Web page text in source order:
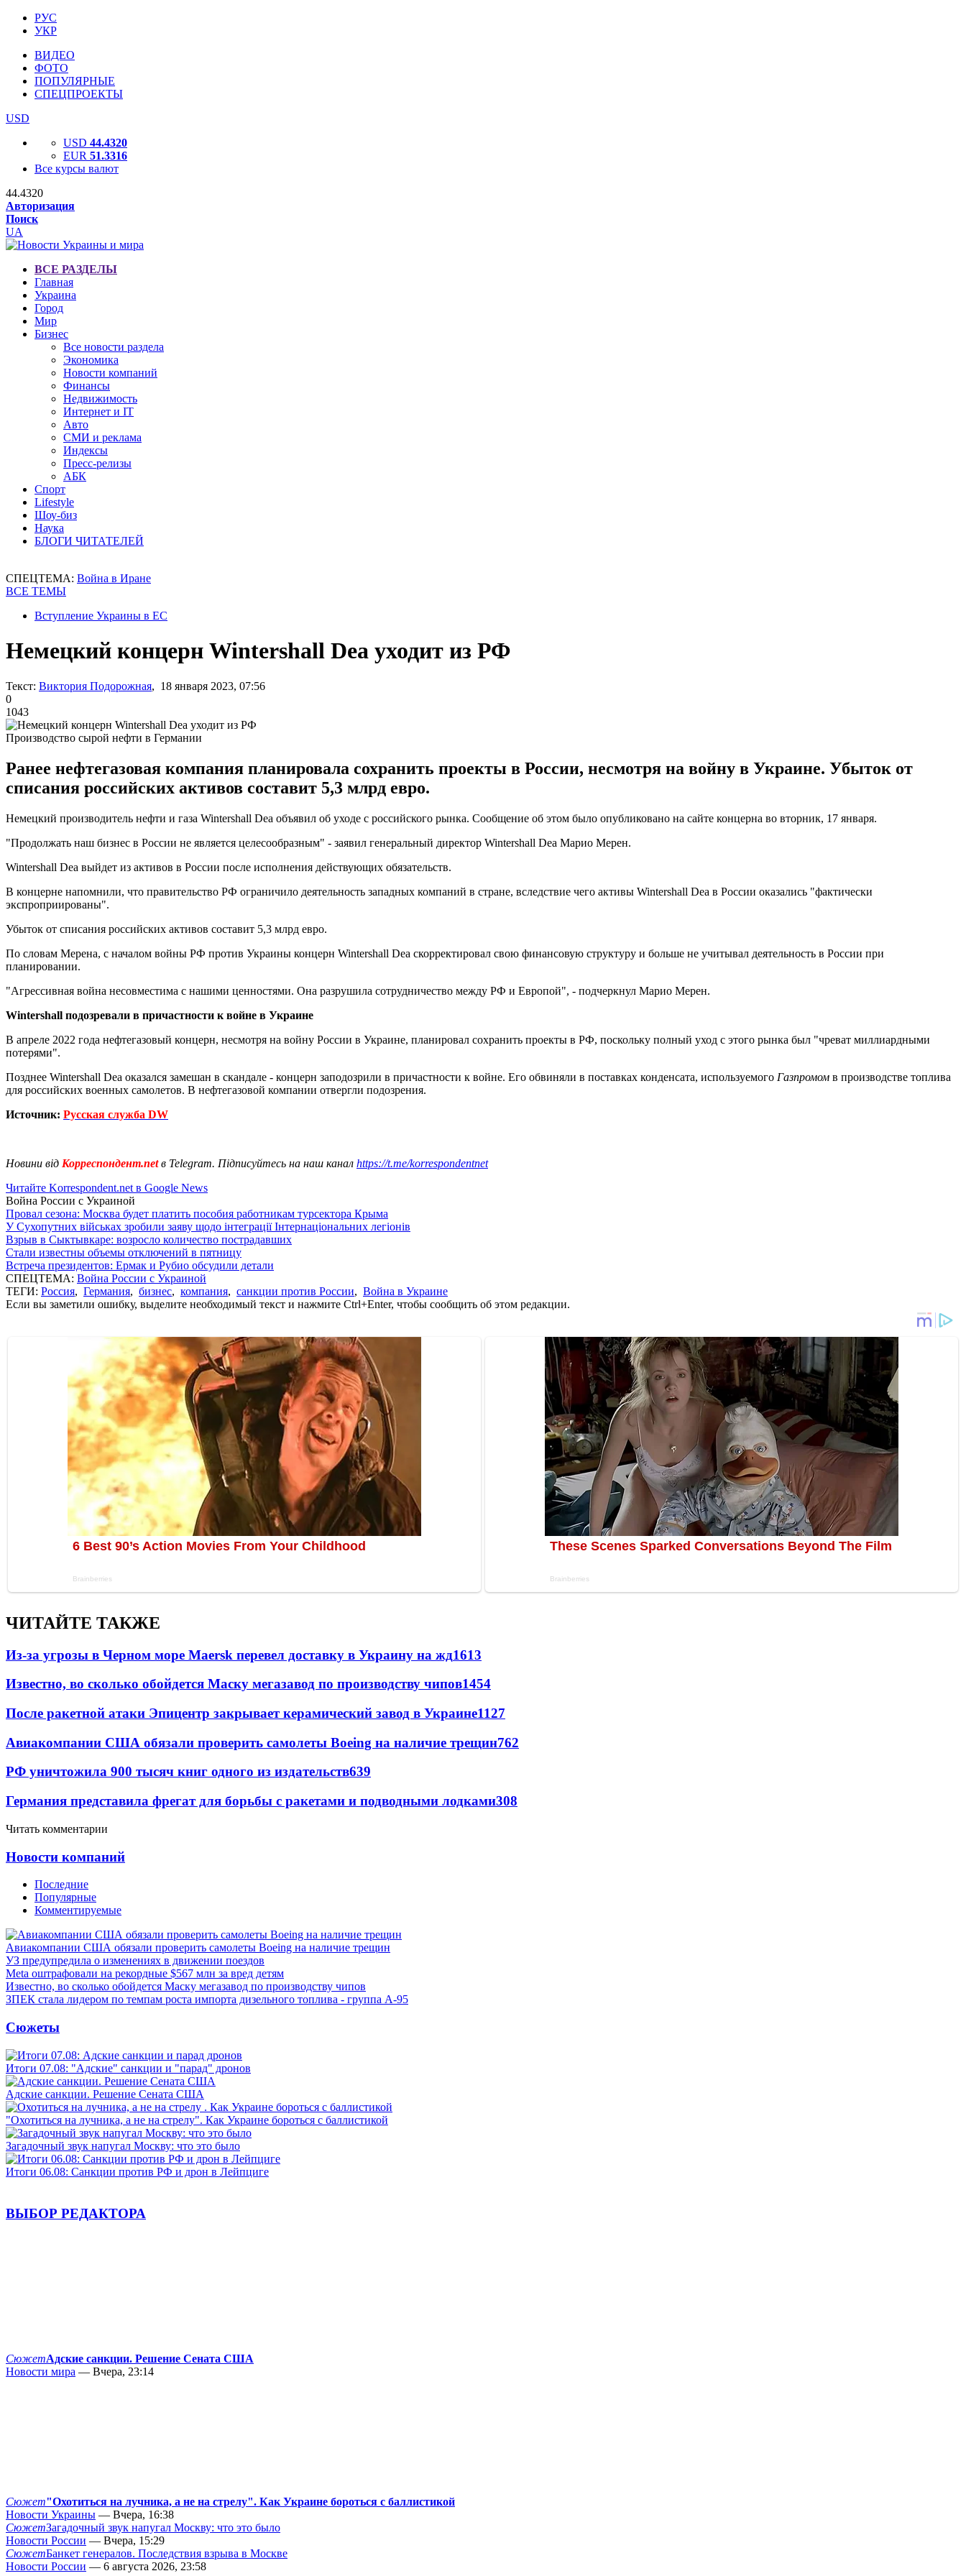
РУС
УКР
ВИДЕО
ФОТО
ПОПУЛЯРНЫЕ
СПЕЦПРОЕКТЫ
USD
USD 44.4320
EUR 51.3316
Все курсы валют
44.4320
Авторизация
Поиск
UA
ВСЕ РАЗДЕЛЫ
Главная
Украина
Город
Мир
Бизнес
Все новости раздела
Экономика
Новости компаний
Финансы
Недвижимость
Интернет и IT
Авто
СМИ и реклама
Индексы
Пресс-релизы
АБК
Спорт
Lifestyle
Шоу-биз
Наука
БЛОГИ ЧИТАТЕЛЕЙ
СПЕЦТЕМА: Война в Иране
ВСЕ ТЕМЫ
Вступление Украины в ЕС
Немецкий концерн Wintershall Dea уходит из РФ
Текст: Виктория Подорожная, 18 января 2023, 07:56
0
1043
Производство сырой нефти в Германии
Ранее нефтегазовая компания планировала сохранить проекты в России, несмотря на войну в Украине. Убыток от
списания российских активов составит 5,3 млрд евро.
Немецкий производитель нефти и газа Wintershall Dea объявил об уходе с российского рынка. Сообщение об этом было опубликовано на сайте концерна во вторник, 17 января.
"Продолжать наш бизнес в России не является целесообразным" - заявил генеральный директор Wintershall Dea Марио Мерен.
Wintershall Dea выйдет из активов в России после исполнения действующих обязательств.
В концерне напомнили, что правительство РФ ограничило деятельность западных компаний в стране, вследствие чего активы Wintershall Dea в России оказались "фактически
экспроприированы".
Убыток от списания российских активов составит 5,3 млрд евро.
По словам Мерена, с началом войны РФ против Украины концерн Wintershall Dea скорректировал свою финансовую структуру и больше не учитывал деятельность в России при
планировании.
"Агрессивная война несовместима с нашими ценностями. Она разрушила сотрудничество между РФ и Европой", - подчеркнул Марио Мерен.
Wintershall подозревали в причастности к войне в Украине
В апреле 2022 года нефтегазовый концерн, несмотря на войну России в Украине, планировал сохранить проекты в РФ, поскольку полный уход с этого рынка был "чреват миллиардными
потерями".
Позднее Wintershall Dea оказался замешан в скандале - концерн заподозрили в причастности к войне. Его обвиняли в поставках конденсата, используемого Газпромом в производстве топлива
для российских военных самолетов. В нефтегазовой компании отвергли подозрения.
Источник: Русская служба DW
Новини від Корреспондент.netв Telegram. Підписуйтесь на наш канал https://t.me/korrespondentnet
Читайте Korrespondent.net в Google News
Война России с Украиной
Провал сезона: Москва будет платить пособия работникам турсектора Крыма
У Сухопутних військах зробили заяву щодо інтеграції Інтернаціональних легіонів
Взрыв в Сыктывкаре: возросло количество пострадавших
Стали известны объемы отключений в пятницу
Встреча президентов: Ермак и Рубио обсудили детали
СПЕЦТЕМА: Война России с Украиной
ТЕГИ: Россия, Германия, бизнес, компания, санкции против России, Война в Украине
Если вы заметили ошибку, выделите необходимый текст и нажмите Ctrl+Enter, чтобы сообщить об этом редакции.
ЧИТАЙТЕ ТАКЖЕ
Из-за угрозы в Черном море Maersk перевел доставку в Украину на жд1613
Известно, во сколько обойдется Маску мегазавод по производству чипов1454
После ракетной атаки Эпицентр закрывает керамический завод в Украине1127
Авиакомпании США обязали проверить самолеты Boeing на наличие трещин762
РФ уничтожила 900 тысяч книг одного из издательств639
Германия представила фрегат для борьбы с ракетами и подводными лодками308
Читать комментарии
Новости компаний
Последние
Популярные
Комментируемые
Авиакомпании США обязали проверить самолеты Boeing на наличие трещин
УЗ предупредила о изменениях в движении поездов
Meta оштрафовали на рекордные $567 млн за вред детям
Известно, во сколько обойдется Маску мегазавод по производству чипов
ЗПЕК стала лидером по темпам роста импорта дизельного топлива - группа А-95
Сюжеты
Итоги 07.08: "Адские" санкции и "парад" дронов
Адские санкции. Решение Сената США
"Охотиться на лучника, а не на стрелу". Как Украине бороться с баллистикой
Загадочный звук напугал Москву: что это было
Итоги 06.08: Санкции против РФ и дрон в Лейпциге
ВЫБОР РЕДАКТОРА
СюжетАдские санкции. Решение Сената США
Новости мира — Вчера, 23:14
Сюжет"Охотиться на лучника, а не на стрелу". Как Украине бороться с баллистикой
Новости Украины — Вчера, 16:38
СюжетЗагадочный звук напугал Москву: что это было
Новости России — Вчера, 15:29
СюжетБанкет генералов. Последствия взрыва в Москве
Новости России — 6 августа 2026, 23:58